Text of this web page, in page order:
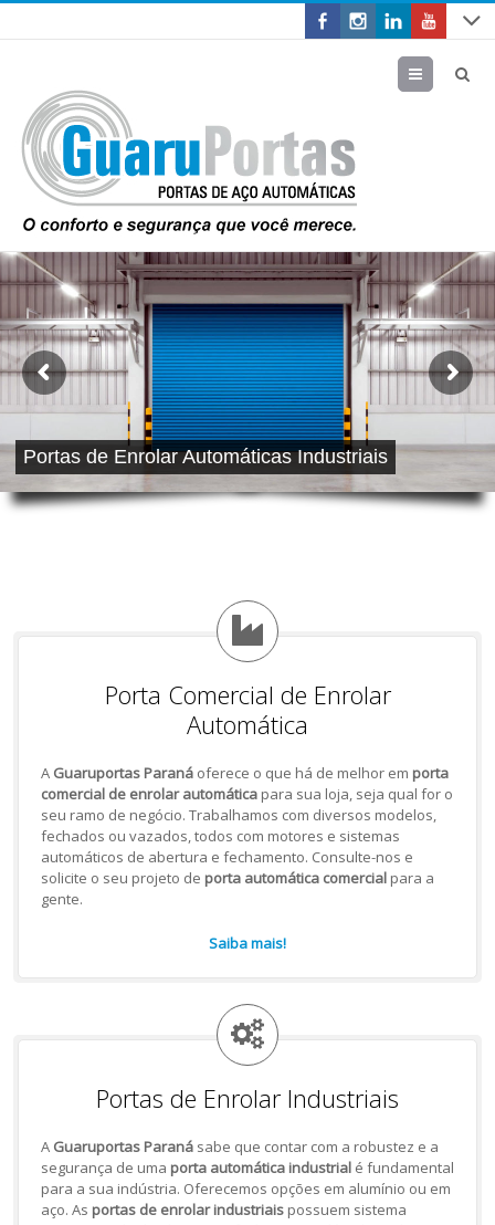
Menu
Portas de Enrolar Automáticas Industriais
Porta Comercial de Enrolar
Automática
A Guaruportas Paranáoferece o que há de melhor em porta
comercial de enrolar automáticapara sua loja, seja qual for o
seu ramo de negócio. Trabalhamos com diversos modelos,
fechados ou vazados, todos com motores e sistemas
automáticos de abertura e fechamento. Consulte-nos e
solicite o seu projeto de porta automática comercialpara a
gente.
Saiba mais!
Portas de Enrolar Industriais
A Guaruportas Paranásabe que contar com a robustez e a
segurança de uma porta automática industrialé fundamental
para a sua indústria. Oferecemos opções em alumínio ou em
aço. As portas de enrolar industriaispossuem sistema